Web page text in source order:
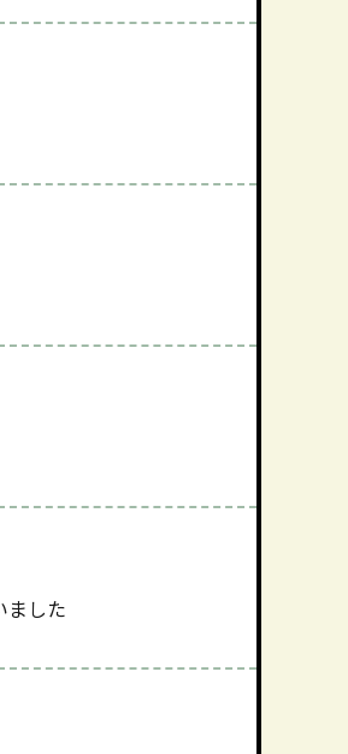
ました